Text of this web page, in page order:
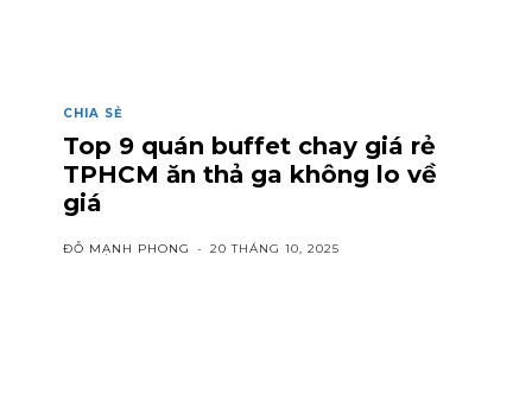
CHIA SẺ
Top 9 quán buffet chay giá rẻ
TPHCM ăn thả ga không lo về
giá
ĐỖ MẠNH PHONG - 20 THÁNG 10, 2025